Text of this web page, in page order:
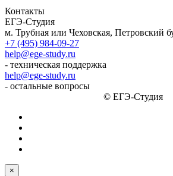
Контакты
ЕГЭ-Студия
м. Трубная или Чеховская, Петровский
+7 (495) 984-09-27
help@ege-study.ru
- техническая поддержка
help@ege-study.ru
- остальные вопросы
© ЕГЭ-Студия
×